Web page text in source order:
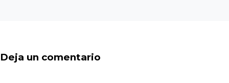
Deja un comentario